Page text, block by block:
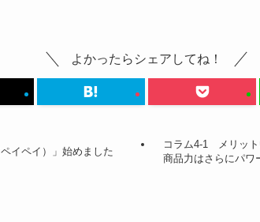
よかったらシェアしてね！
イペイ）」始めました
コラム4-1 メリット
商品力はさらにパ